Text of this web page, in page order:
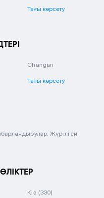
Тағы көрсету
Changan
Тағы көрсету
Жүрілген
Kia (330)